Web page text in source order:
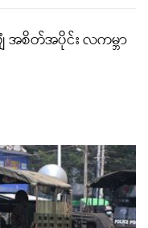
ျံ အစိတ်အပိုင်း လကမ္ဘာ